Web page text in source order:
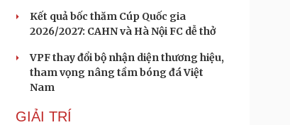
Kết quả bốc thăm Cúp Quốc gia
2026/2027: CAHN và Hà Nội FC dễ thở
VPF thay đổi bộ nhận diện thương hiệu,
tham vọng nâng tầm bóng đá Việt
Nam
GIẢI TRÍ